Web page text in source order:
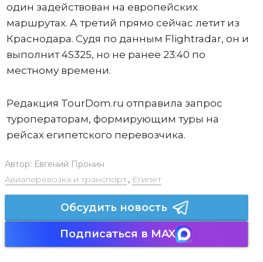
один задействован на европейских
маршрутах. А третий прямо сейчас летит из
Краснодара. Судя по данным Flightradar, он и
выполнит 4S325, но не ранее 23:40 по
местному времени.
Редакция TourDom.ru отправила запрос
туроператорам, формирующим туры на
рейсах египетского перевозчика.
Автор: Евгений Пронин
Авиаперевозка и транспорт, Египет
Обсудить новость
Подписаться в MAX